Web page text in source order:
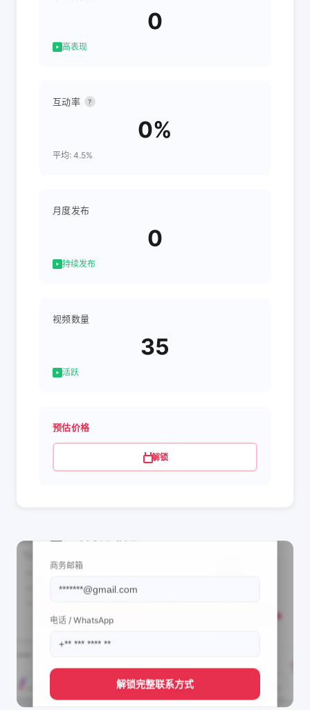
0
高表现
互动率 ?
0%
平均: 4.5%
月度发布
0
持续发布
视频数量
35
活跃
预估价格
解锁
商务邮箱
电话 / WhatsApp
解锁完整联系方式